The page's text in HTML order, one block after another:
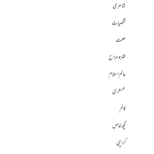
شاعری
شخصیات
صحت
طنز و مزاح
عالم اسلام
عسکری
کالم
کچھ خاص
کراچی